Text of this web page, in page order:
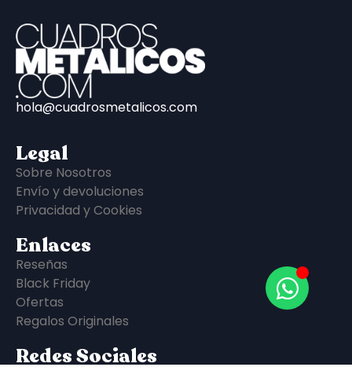
hola@cuadrosmetalicos.com
Legal
Sobre Nosotros
Envío y devoluciones
Privacidad y Cookies
Enlaces
Reseñas
Black Friday
Ofertas
Regalos Originales
Redes Sociales